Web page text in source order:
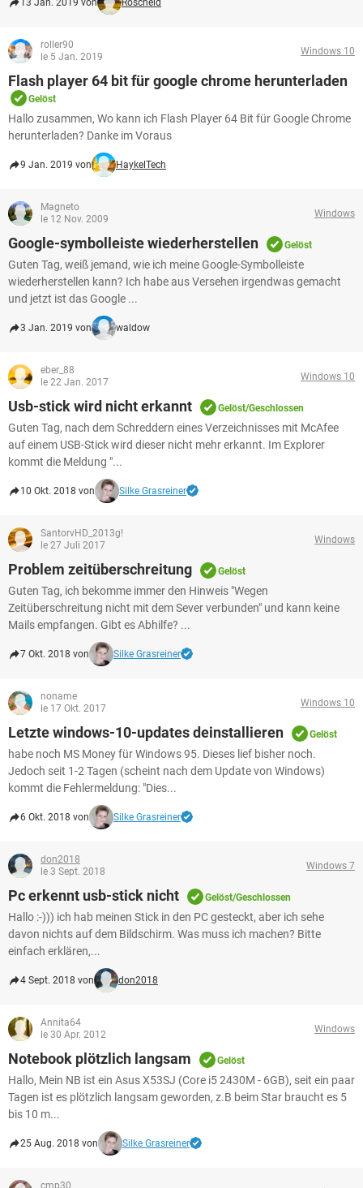
13 Jan. 2019 von Roscheid
roller90
le 5 Jan. 2019
Windows 10
Flash player 64 bit für google chrome herunterladen
Gelöst
Hallo zusammen, Wo kann ich Flash Player 64 Bit für Google Chrome
herunterladen? Danke im Voraus
9 Jan. 2019 von HaykelTech
Magneto
le 12 Nov. 2009
Windows
Google-symbolleiste wiederherstellen Gelöst
Guten Tag, weiß jemand, wie ich meine Google-Symbolleiste
wiederherstellen kann? Ich habe aus Versehen irgendwas gemacht
und jetzt ist das Google ...
3 Jan. 2019 von waldow
eber_88
le 22 Jan. 2017
Windows 10
Usb-stick wird nicht erkannt Gelöst/Geschlossen
Guten Tag, nach dem Schreddern eines Verzeichnisses mit McAfee
auf einem USB-Stick wird dieser nicht mehr erkannt. Im Explorer
kommt die Meldung "...
10 Okt. 2018 von Silke Grasreiner
SantorvHD_2013g!
le 27 Juli 2017
Windows
Problem zeitüberschreitung Gelöst
Guten Tag, ich bekomme immer den Hinweis "Wegen
Zeitüberschreitung nicht mit dem Sever verbunden" und kann keine
Mails empfangen. Gibt es Abhilfe? ...
7 Okt. 2018 von Silke Grasreiner
noname
le 17 Okt. 2017
Windows 10
Letzte windows-10-updates deinstallieren Gelöst
habe noch MS Money für Windows 95. Dieses lief bisher noch.
Jedoch seit 1-2 Tagen (scheint nach dem Update von Windows)
kommt die Fehlermeldung: "Dies...
6 Okt. 2018 von Silke Grasreiner
don2018
le 3 Sept. 2018
Windows 7
Pc erkennt usb-stick nicht Gelöst/Geschlossen
Hallo :-))) ich hab meinen Stick in den PC gesteckt, aber ich sehe
davon nichts auf dem Bildschirm. Was muss ich machen? Bitte
einfach erklären,...
4 Sept. 2018 von don2018
Annita64
le 30 Apr. 2012
Windows
Notebook plötzlich langsam Gelöst
Hallo, Mein NB ist ein Asus X53SJ (Core i5 2430M - 6GB), seit ein paar
Tagen ist es plötzlich langsam geworden, z.B beim Star braucht es 5
bis 10 m...
25 Aug. 2018 von Silke Grasreiner
cmp30